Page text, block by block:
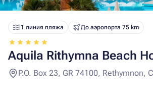
1 линия пляжа До аэропорта 75 km
Aquila Rithymna Beach
P.O. Box 23, GR 74100, Rethymnon,